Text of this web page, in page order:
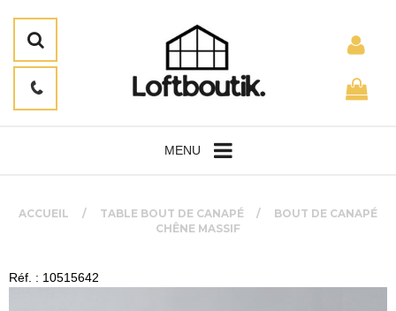
MENU
ACCUEIL TABLE BOUT DE CANAPÉ
BOUT DE CANAPÉ
CHÊNE MASSIF
Réf. : 10515642